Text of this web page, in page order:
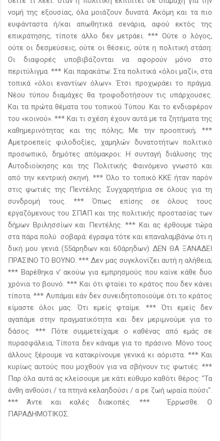
νομή της εξουσίας, όλα μοιάζουν δυνατά. Ακόμη και τα πιο
ευφάνταστα ή/και απωθητικά σενάρια, αφού εκτός της
επικράτησης, τίποτε άλλο δεν μετράει. *** Ούτε ο λόγος,
ούτε οι δεσμεύσεις, ούτε οι θέσεις, ούτε η πολιτική στάση:
Οι διαφορές υποβιβάζονται να αφορούν μόνο στο
περιτύλιγμα. *** Και παρακάτω: Στα πολιτικά «όλοι μαζί», στα
τοπικά «όλοι εναντίων όλων». Έτσι προχωράει το πράγμα.
Νέου τύπου διαμάχες θα τροφοδοτήσουν τις υπάρχουσες.
Και τα πρώτα θέματα του τοπικού Τύπου. Και το ενδιαφέρον
του «κοινού». *** Και τι σχέση έχουν αυτά με τα ζητήματα της
καθημερινότητας και της πόλης; Με την προοπτική; ***
Αμετροεπείς φιλοδοξίες, χαμηλών δυνατοτήτων πολιτικό
προσωπικό, δημότες απόμακροι: Η συνταγή διάλυσης της
Αυτοδιοίκησης και της Πολιτικής. Φαινόμενο γνωστό και
από την κεντρική σκηνή. *** Όλο το τοπικό ΚΚΕ ήταν παρόν
στις φωτιές της Πεντέλης. Συγχαρητήρια σε όλους για τη
συνδρομή τους. *** Όπως επίσης σε όλους τους
εργαζόμενους του ΣΠΑΠ και της πολιτικής προστασίας των
δήμων Βριλησσίων και Πεντέλης. *** Και ας έρθουμε τώρα
στα πάρα πολύ σοβαρά: έγραψα τότε και επαναλαμβάνω ότι η
δική μου γενιά (55άρηδων και 60άρηδων) ΔΕΝ ΘΑ ΞΑΝΑΔΕΙ
ΠΡΑΣΙΝΟ ΤΟ ΒΟΥΝΟ. *** Δεν μας συγκλονίζει αυτή η αλήθεια;
*** Βαρέθηκα ν' ακούω για εμπρησμούς που καίνε κάθε δυο
χρόνια το βουνό. *** Και ότι φταίει το κράτος που δεν κάνει
τίποτα. *** Λυπάμαι εάν δεν συνειδητοποιούμε ότι το κράτος
είμαστε όλοι μας. Ότι εμείς φταίμε. *** Ότι εμείς δεν
αγαπάμε στην πραγματικότητα και δεν μεριμνούμε για το
δάσος. *** Πότε συμμετείχαμε ο καθένας από εμάς σε
πυρασφάλεια; Τίποτα δεν κάναμε για το πράσινο. Μόνο τους
άλλους ξέρουμε να κατακρίνουμε γενικά κι αόριστα. *** Και
κυρίως αυτούς που μοχθούν για να σβήνουν τις φωτιές. ***
Παρ όλα αυτά ας κλείσουμε με κάτι εύθυμο καθότι θέρος: "Τα
άνθη ανθούσι / τα πτηνά κελαηδούσι / α ρε ζωή ωραία πούσι".
*** Άντε και καλές διακοπές. *** Έρρωσθε. Ο
ΠΑΡΑΔΗΜΟΤΙΚΟΣ.